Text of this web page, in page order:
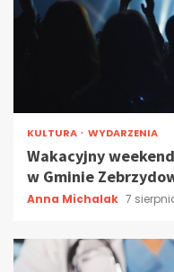
KULTURA WYDARZENIA
Wakacyjny
w Gminie
Anna Michalak 7